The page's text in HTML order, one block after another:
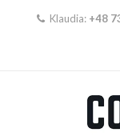
Klaudia: +48